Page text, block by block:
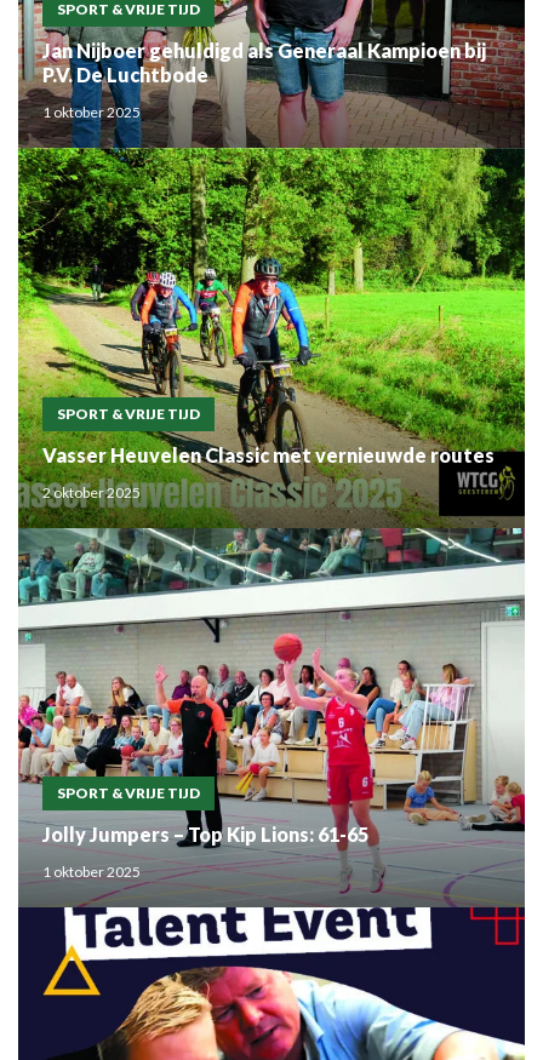
SPORT & VRIJE TIJD
Jan Nijboer gehuldigd als Generaal Kampioen bij
P.V. De Luchtbode
1 oktober 2025
SPORT & VRIJE TIJD
Vasser Heuvelen Classic met vernieuwde routes
2 oktober 2025
SPORT & VRIJE TIJD
Jolly Jumpers – Top Kip Lions: 61-65
1 oktober 2025